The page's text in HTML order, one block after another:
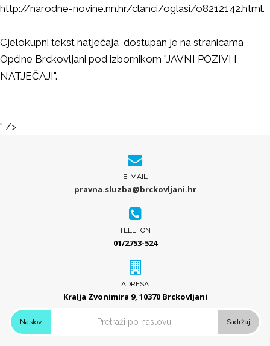
http://narodne-novine.nn.hr/clanci/oglasi/o8212142.html.
Cjelokupni tekst natječaja dostupan je na stranicama
Općine Brckovljani pod izbornikom "JAVNI POZIVI I
NATJEČAJI".
" />
E-MAIL
pravna.sluzba@brckovljani.hr
TELEFON
01/2753-524
ADRESA
Kralja Zvonimira 9, 10370 Brckovljani
Naslov Sadržaj